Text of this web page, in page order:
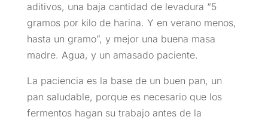
aditivos, una baja cantidad de levadura “5
gramos por kilo de harina. Y en verano menos,
hasta un gramo”, y mejor una buena masa
madre. Agua, y un amasado paciente.
La paciencia es la base de un buen pan, un
pan saludable, porque es necesario que los
fermentos hagan su trabajo antes de la